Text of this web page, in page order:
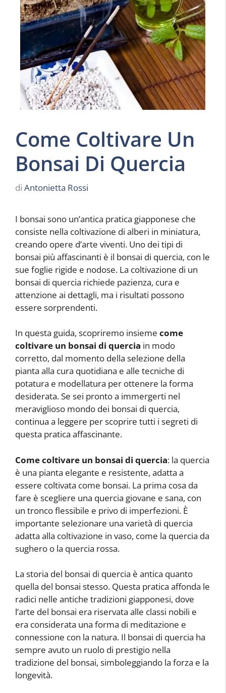
Come Coltivare Un
Bonsai Di Quercia
di Antonietta Rossi
I bonsai sono un’antica pratica giapponese che
consiste nella coltivazione di alberi in miniatura,
creando opere d’arte viventi. Uno dei tipi di
bonsai più affascinanti è il bonsai di quercia, con le
sue foglie rigide e nodose. La coltivazione di un
bonsai di quercia richiede pazienza, cura e
attenzione ai dettagli, ma i risultati possono
essere sorprendenti.
In questa guida, scopriremo insieme come
coltivare un bonsai di quercia in modo
corretto, dal momento della selezione della
pianta alla cura quotidiana e alle tecniche di
potatura e modellatura per ottenere la forma
desiderata. Se sei pronto a immergerti nel
meraviglioso mondo dei bonsai di quercia,
continua a leggere per scoprire tutti i segreti di
questa pratica affascinante.
Come coltivare un bonsai di quercia: la quercia
è una pianta elegante e resistente, adatta a
essere coltivata come bonsai. La prima cosa da
fare è scegliere una quercia giovane e sana, con
un tronco flessibile e privo di imperfezioni. È
importante selezionare una varietà di quercia
adatta alla coltivazione in vaso, come la quercia da
sughero o la quercia rossa.
La storia del bonsai di quercia è antica quanto
quella del bonsai stesso. Questa pratica affonda le
radici nelle antiche tradizioni giapponesi, dove
l’arte del bonsai era riservata alle classi nobili e
era considerata una forma di meditazione e
connessione con la natura. Il bonsai di quercia ha
sempre avuto un ruolo di prestigio nella
tradizione del bonsai, simboleggiando la forza e la
longevità.